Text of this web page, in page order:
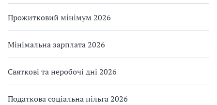
Прожитковий мінімум 2026
Мінімальна зарплата 2026
Святкові та неробочі дні 2026
Податкова соціальна пільга 2026